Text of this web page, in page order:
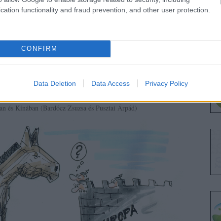
functionality and fraud prevention, and other user protection.
CONFIRM
Data Deletion Data Access Privacy Policy
a nemzeti önvédelmi szabályozók miatt elmaradt hasznuk
Partnerség veszélyei és a védekezés lehetőségei (Varga
tagállami döntés lehetősége (Kőrösi Levente és Andorkó
és Kínában (Bardócz Zsuzsa és Pusztai Árpád)